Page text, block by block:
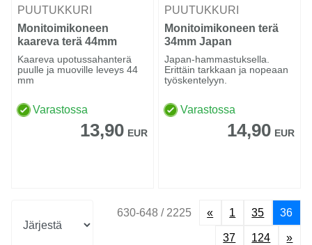
PUUTUKKURI
Monitoimikoneen
kaareva terä 44mm
puulle ja muoville
Kaareva upotussahanterä
puulle ja muoville leveys 44
mm
Varastossa
13,90 EUR
PUUTUKKURI
Monitoimikoneen terä
34mm Japan
hammastus puulle
Japan-hammastuksella.
Erittäin tarkkaan ja nopeaan
työskentelyyn.
Varastossa
14,90 EUR
630-648 / 2225 « 1 35 36
37 124 »